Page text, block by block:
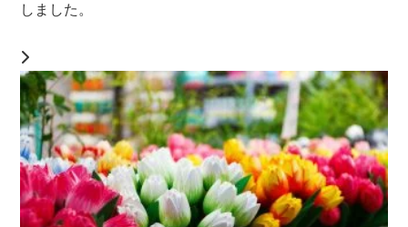
しました。